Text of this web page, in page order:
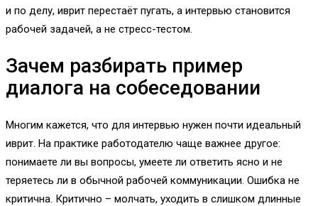
и по делу, иврит перестаёт пугать, а интервью становится
рабочей задачей, а не стресс-тестом.
Зачем разбирать пример
диалога на собеседовании
Многим кажется, что для интервью нужен почти идеальный
иврит. На практике работодателю чаще важнее другое:
понимаете ли вы вопросы, умеете ли ответить ясно и не
теряетесь ли в обычной рабочей коммуникации. Ошибка не
критична. Критично – молчать, уходить в слишком длинные